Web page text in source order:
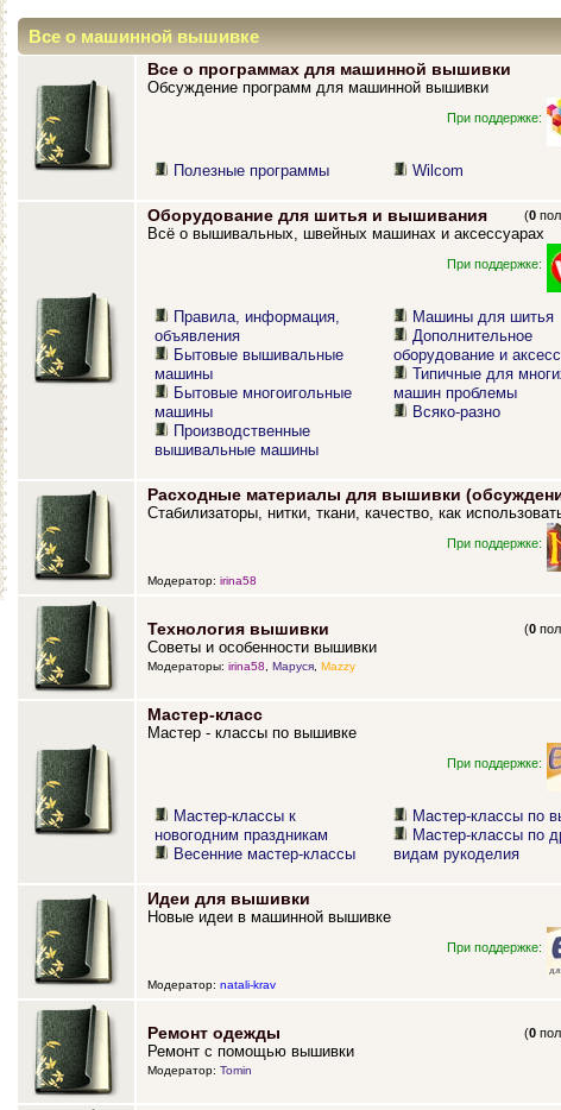
Все о машинной вышивке
Все о программах для машинной вышивки
Обсуждение программ для машинной вышивки
При поддержке:
Полезные программы Wilcom
Оборудование для шитья и вышивания (0
Всё о вышивальных, швейных машинах и аксессуарах
При поддержке:
Правила, информация,
объявления
Бытовые вышивальные
машины
Бытовые многоигольные
машины
Производственные
вышивальные машины
Машины для шитья
Дополнительное
оборудование и
Типичные для
машин проблемы
Всяко-разно
Расходные материалы для вышивки
Стабилизаторы, нитки, ткани, качество, как
При поддержке:
Модератор: irina58
Технология вышивки (0
Советы и особенности вышивки
Модераторы: irina58, Маруся, Mazzy
Мастер-класс
Мастер - классы по вышивке
При поддержке:
Мастер-классы к
новогодним праздникам
Весенние мастер-классы
Мастер-классы по
Мастер-классы по
видам рукоделия
Идеи для вышивки
Новые идеи в машинной вышивке
При поддержке:
Модератор: natali-krav
Ремонт одежды (0
Ремонт с помощью вышивки
Модератор: Tomin